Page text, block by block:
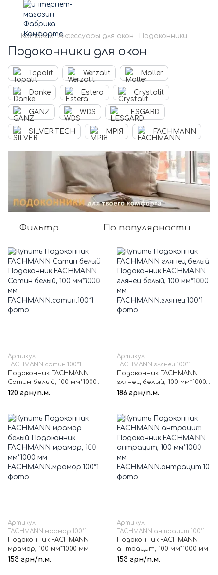
Каталог Аксессуары для окон Подоконники
Подоконники для окон
Topalit Werzalit Möller
Danke Estera Crystalit
GANZ WDS LESGARD
SILVER TECH МРІЯ FACHMANN
Фильтр По популярности
Артикул:
FACHMANN.сатин.100*1
Подоконник FACHMANN
Сатин белый, 100 мм*1000
мм
120 грн/п.м.
Артикул:
FACHMANN.глянец.100*1
Подоконник FACHMANN
глянец белый, 100 мм*1000
мм
186 грн/п.м.
Артикул:
FACHMANN.мрамор.100*1
Подоконник FACHMANN
мрамор, 100 мм*1000 мм
153 грн/п.м.
Артикул:
FACHMANN.антрацит.100*1
Подоконник FACHMANN
антрацит, 100 мм*1000 мм
153 грн/п.м.